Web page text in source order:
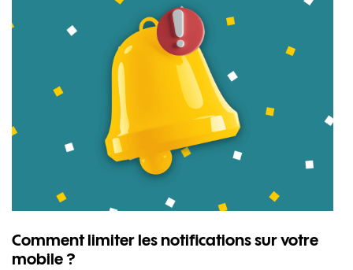
Comment limiter les notifications sur votre
mobile ?